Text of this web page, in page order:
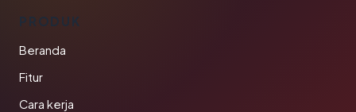
PRODUK
Beranda
Fitur
Cara kerja